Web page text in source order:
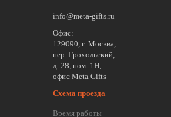
info@meta-gifts.ru
Офис:
129090, г. Москва,
пер. Грохольский,
д. 28, пом. 1Н,
офис Meta Gifts
Схема проезда
Время работы